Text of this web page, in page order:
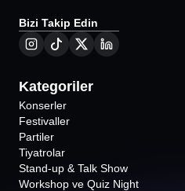
Bizi Takip Edin
Kategoriler
Konserler
Festivaller
Partiler
Tiyatrolar
Stand-up & Talk Show
Workshop ve Quiz Night